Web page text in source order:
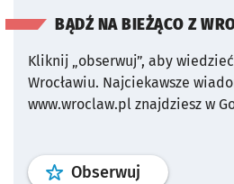
BĄDŹ NA BIEŻĄCO Z
Kliknij „obserwuj”, aby
Wrocławiu. Najciekawsze
www.wroclaw.pl znajdziesz w
Obserwuj profil